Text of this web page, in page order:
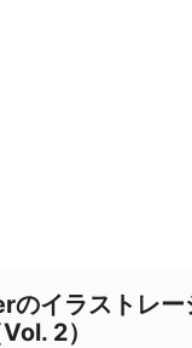
のイラストレー
2）